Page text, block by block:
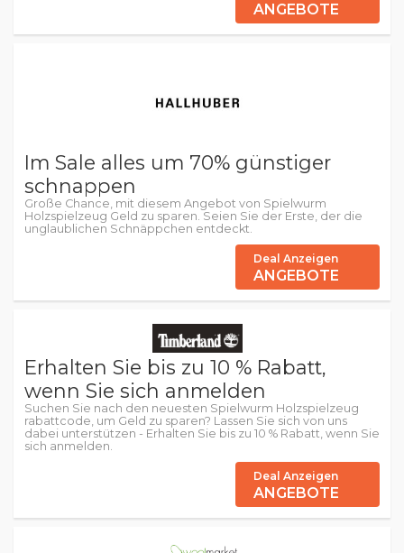
ANGEBOTE
Im Sale alles um 70% günstiger
schnappen
Große Chance, mit diesem Angebot von Spielwurm
Holzspielzeug Geld zu sparen. Seien Sie der Erste, der die
unglaublichen Schnäppchen entdeckt.
Deal Anzeigen
ANGEBOTE
Erhalten Sie bis zu 10 % Rabatt,
wenn Sie sich anmelden
Suchen Sie nach den neuesten Spielwurm Holzspielzeug
rabattcode, um Geld zu sparen? Lassen Sie sich von uns
dabei unterstützen - Erhalten Sie bis zu 10 % Rabatt, wenn Sie
sich anmelden.
Deal Anzeigen
ANGEBOTE